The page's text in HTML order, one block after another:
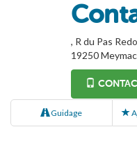
, R du Pas
19250Meymac
Guidage